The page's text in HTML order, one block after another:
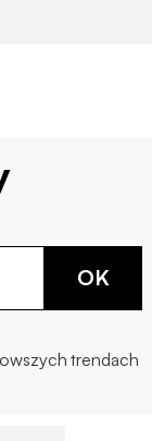
OK
trendach